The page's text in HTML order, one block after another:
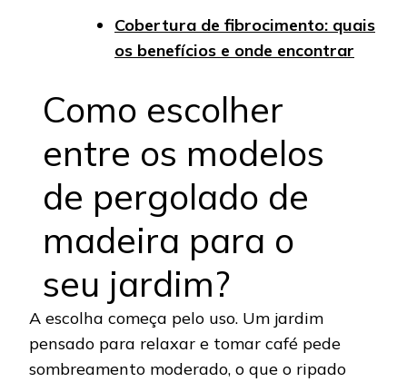
Cobertura de fibrocimento: quais
os benefícios e onde encontrar
Como escolher
entre os modelos
de pergolado de
madeira para o
seu jardim?
A escolha começa pelo uso. Um jardim
pensado para relaxar e tomar café pede
sombreamento moderado, o que o ripado